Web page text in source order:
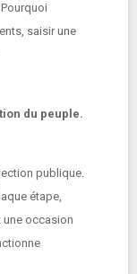
saisir une
du peuple.
publique.
étape,
une occasion